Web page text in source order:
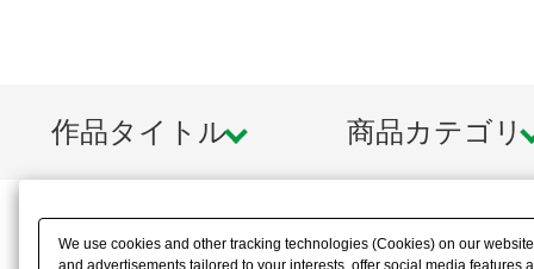
作品タイトル 商品カテゴリ
We use cookies and other tracking technologies (Cookies) on our
and advertisements tailored to your interests, offer social media features